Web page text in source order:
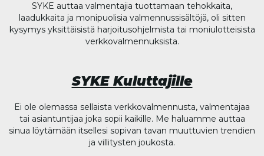
SYKE auttaa valmentajia tuottamaan tehokkaita,
laadukkaita ja monipuolisia valmennussisältöjä, oli sitten
kysymys yksittäisistä harjoitusohjelmista tai moniulotteisista
verkkovalmennuksista.
SYKE Kuluttajille
Ei ole olemassa sellaista verkkovalmennusta, valmentajaa
tai asiantuntijaa joka sopii kaikille. Me haluamme auttaa
sinua löytämään itsellesi sopivan tavan muuttuvien trendien
ja villitysten joukosta.